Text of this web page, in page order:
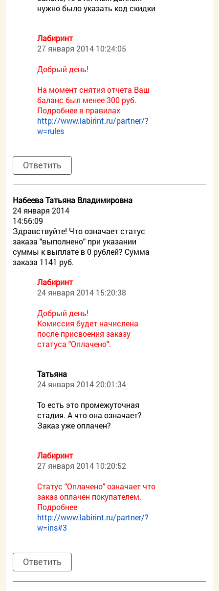
нужно было указать код скидки
Лабиринт
27 января 2014 10:24:05
Добрый день!
На момент снятия отчета Ваш
баланс был менее 300 руб.
Подробнее в правилах
http://www.labirint.ru/partner/?
w=rules
Ответить
Набеева Татьяна Владимировна
24 января 2014
14:56:09
Здравствуйте! Что означает статус
заказа "выполнено" при указании
суммы к выплате в 0 рублей? Сумма
заказа 1141 руб.
Лабиринт
24 января 2014 15:20:38
Добрый день!
Комиссия будет начислена
после присвоения заказу
статуса "Оплачено".
Татьяна
24 января 2014 20:01:34
То есть это промежуточная
стадия. А что она означает?
Заказ уже оплачен?
Лабиринт
27 января 2014 10:20:52
Статус "Оплачено" означает что
заказ оплачен покупателем.
Подробнее
http://www.labirint.ru/partner/?
w=ins#3
Ответить